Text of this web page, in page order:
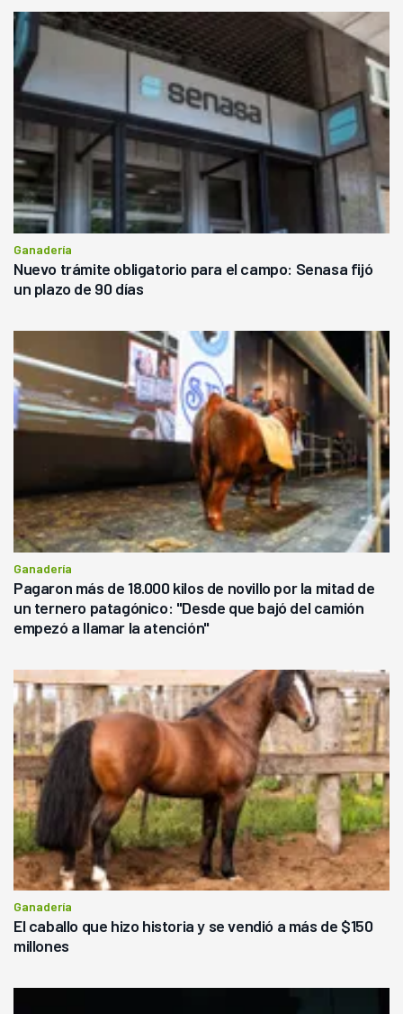
Ganadería
Nuevo trámite obligatorio para el campo: Senasa fijó
un plazo de 90 días
Ganadería
Pagaron más de 18.000 kilos de novillo por la mitad de
un ternero patagónico: "Desde que bajó del camión
empezó a llamar la atención"
Ganadería
El caballo que hizo historia y se vendió a más de $150
millones